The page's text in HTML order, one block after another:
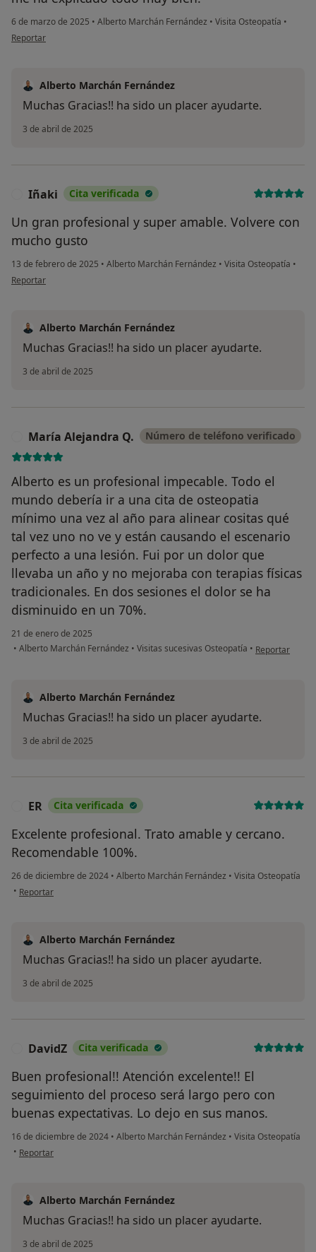
6 de marzo de 2025 • Alberto Marchán Fernández • Visita Osteopatía •
en opinión del usuario mt
Reportar
Alberto Marchán Fernández
Muchas Gracias!! ha sido un placer ayudarte.
3 de abril de 2025
Iñaki Cita verificada
Un gran profesional y super amable. Volvere con
mucho gusto
13 de febrero de 2025 • Alberto Marchán Fernández • Visita Osteopatía •
en opinión del usuario Iñaki
Reportar
Alberto Marchán Fernández
Muchas Gracias!! ha sido un placer ayudarte.
3 de abril de 2025
María Alejandra Q. Número de teléfono verificado
Alberto es un profesional impecable. Todo el
mundo debería ir a una cita de osteopatia
mínimo una vez al año para alinear cositas qué
tal vez uno no ve y están causando el escenario
perfecto a una lesión. Fui por un dolor que
llevaba un año y no mejoraba con terapias físicas
tradicionales. En dos sesiones el dolor se ha
disminuido en un 70%.
21 de enero de 2025
• Alberto Marchán Fernández • Visitas sucesivas Osteopatía • en opinión del
Reportar
Alberto Marchán Fernández
Muchas Gracias!! ha sido un placer ayudarte.
3 de abril de 2025
ER Cita verificada
Excelente profesional. Trato amable y cercano.
Recomendable 100%.
26 de diciembre de 2024 • Alberto Marchán Fernández • Visita Osteopatía
• en opinión del usuario ER
Reportar
Alberto Marchán Fernández
Muchas Gracias!! ha sido un placer ayudarte.
3 de abril de 2025
DavidZ Cita verificada
Buen profesional!! Atención excelente!! El
seguimiento del proceso será largo pero con
buenas expectativas. Lo dejo en sus manos.
16 de diciembre de 2024 • Alberto Marchán Fernández • Visita Osteopatía
• en opinión del usuario DavidZ
Reportar
Alberto Marchán Fernández
Muchas Gracias!! ha sido un placer ayudarte.
3 de abril de 2025